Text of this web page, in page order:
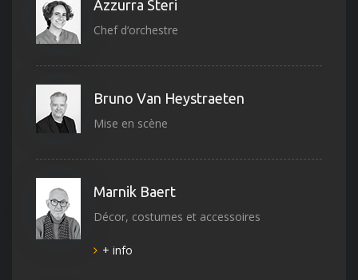
Azzurra Steri
Chef d‘orchestre
Bruno Van Heystraeten
Mise en scène
Marnik Baert
Décor, costumes et accessoires
+ info